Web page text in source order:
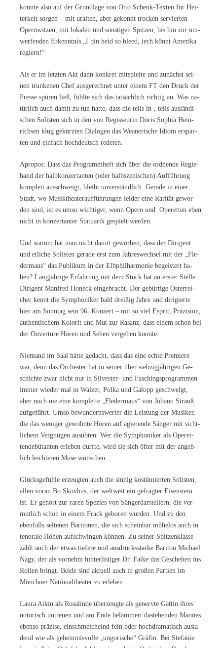
konn­te also auf der Grund­la­ge von Otto Schenk-Tex­ten für Hei­
ter­keit sor­gen – mit ur­alten, aber ge­konnt tro­cken ser­vier­ten
Opern­wit­zen, mit lo­ka­len und sons­ti­gen Spit­zen, bis hin zur um­
wer­fen­den Er­kennt­nis „I bin heid so bleed, iech könnt Ame­ri­ka
regiern!“
Als er im letz­ten Akt dann kon­kret mit­spiel­te und zu­nächst sei­
nen trun­ke­nen Chef aus­ge­rech­net un­ter ei­nem FT den Druck der
Pres­se spü­ren ließ, fühl­te sich das tat­säch­lich rich­tig an. Was na­
tür­lich auch da­mit zu tun hat­te, dass die teils in-, teils aus­län­di­
schen So­lis­ten sich in den von Re­gis­seu­rin Do­ris So­phia Hein­
rich­sen klug ge­kürz­ten Dia­lo­gen das Wea­ne­ri­sche Idi­om er­spar­
ten und ein­fach hoch­deutsch redeten.
Apro­pos: Dass das Pro­gramm­heft sich über die ord­nen­de Re­gie­
hand der halb­kon­zer­tan­ten (oder halb­sze­ni­schen) Auf­füh­rung
kom­plett aus­schweigt, bleibt un­ver­ständ­lich. Ge­ra­de in ei­ner
Stadt, wo Mu­sik­thea­ter­auf­füh­run­gen lei­der eine Ra­ri­tät ge­wor­
den sind, ist es umso wich­ti­ger, wenn Opern und Ope­ret­ten eben
nicht in kon­zer­tan­ter Sta­tua­rik ge­spielt werden.
Und war­um hat man nicht da­mit ge­wor­ben, dass der Di­ri­gent
und et­li­che So­lis­ten ge­ra­de erst zum Jah­res­wech­sel mit der „Fle­
der­maus“ das Pu­bli­kum in der Elb­phil­har­mo­nie be­geis­tert ha­
ben? Lang­jäh­ri­ge Er­fah­rung mit dem Stück hat an ers­ter Stel­le
Di­ri­gent Man­fred Hon­eck ein­ge­bracht. Der ge­bür­ti­ge Ös­ter­rei­
cher kennt die Sym­pho­ni­ker bald drei­ßig Jah­re und di­ri­gier­te
hier am Sonn­tag sein 96. Kon­zert – mit so viel Es­prit, Prä­zi­si­on,
au­then­ti­schem Ko­lo­rit und Mut zur Ra­sanz, dass ei­nem schon bei
der Ou­ver­tü­re Hö­ren und Se­hen ver­ge­hen konnte.
Nie­mand im Saal hät­te ge­dacht, dass das eine ech­te Pre­mie­re
war, denn das Or­ches­ter hat in sei­ner über sieb­zig­jäh­ri­gen Ge­
schich­te zwar nicht nur in Sil­ves­ter- und Fa­schings­pro­gram­men
im­mer wie­der mal in Wal­zer, Pol­ka und Ga­lopp ge­schwelgt,
aber noch nie eine kom­plet­te „Fle­der­maus“ von Jo­hann Strauß
auf­ge­führt. Umso be­wun­derns­wer­ter die Leis­tung der Mu­si­ker,
die das we­ni­ger ge­wohn­te Hö­ren auf agie­ren­de Sän­ger mit sicht­
li­chem Ver­gnü­gen aus­üb­ten. Wer die Sym­pho­ni­ker als Ope­ret­
ten­de­bü­tan­ten er­le­ben durf­te, wird sie sich öf­ter mit der an­geb­
lich leich­te­ren Muse wünschen.
Glücks­ge­füh­le er­zeug­ten auch die sin­nig kos­tü­mier­ten So­lis­ten,
al­len vor­an Bo Skov­hus, der welt­weit ein ge­frag­ter Ei­sen­stein
ist. Er ge­hört zur ra­ren Spe­zi­es von Sän­ger­dar­stel­lern, die ver­
mut­lich schon in ei­nem Frack ge­bo­ren wur­den. Und zu den
eben­falls sel­te­nen Ba­ri­to­nen, die sich schein­bar mü­he­los auch in
te­no­ra­le Hö­hen auf­schwin­gen kön­nen. Zu sei­ner Spit­zen­klas­se
zählt auch der et­was tie­fe­re und aus­drucks­star­ke Ba­ri­ton Mi­cha­el
Nagy, der als vor­nehm hin­ter­lis­ti­ger Dr. Fal­ke das Ge­sche­hen ins
Rol­len bringt. Bei­de sind ak­tu­ell auch in gro­ßen Par­tien im
Münch­ner Na­tio­nal­thea­ter zu erleben.
Lau­ra Ai­kin als Ro­sa­lin­de über­zeug­te als ge­nerv­te Gat­tin ih­res
no­to­risch un­treu­en und am Ende be­läm­mert da­ste­hen­den Man­nes
eben­so prä­zi­se, ein­schmei­chelnd fein oder hoch­dra­ma­tisch aus­la­
dend wie als ge­heim­nis­vol­le „un­go­ri­sche“ Grä­fin. Bei Ste­fa­nie